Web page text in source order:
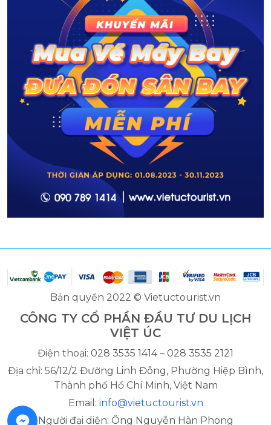
Bản quyền 2022 © Vietuctourist.vn
CÔNG TY CỔ PHẦN ĐẦU TƯ DU LỊCH
VIỆT ÚC
Điện thoại: 028 3535 1414 – 028 3535 2121
Địa chỉ: 56/12/2 Đường Linh Đông, Phường Hiệp Bình,
Thành phố Hồ Chí Minh, Việt Nam
Email: info@vietuctourist.vn
Người đại diện: Ông Nguyễn Hàn Phong